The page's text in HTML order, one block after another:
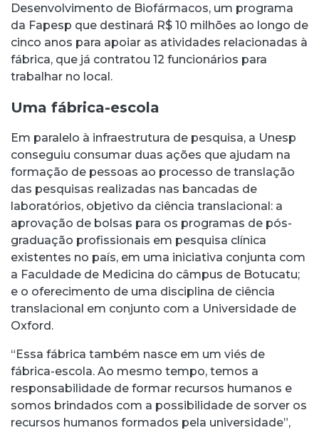
Desenvolvimento de Biofármacos, um programa
da Fapesp que destinará R$ 10 milhões ao longo de
cinco anos para apoiar as atividades relacionadas à
fábrica, que já contratou 12 funcionários para
trabalhar no local.
Uma fábrica-escola
Em paralelo à infraestrutura de pesquisa, a Unesp
conseguiu consumar duas ações que ajudam na
formação de pessoas ao processo de translação
das pesquisas realizadas nas bancadas de
laboratórios, objetivo da ciência translacional: a
aprovação de bolsas para os programas de pós-
graduação profissionais em pesquisa clínica
existentes no país, em uma iniciativa conjunta com
a Faculdade de Medicina do câmpus de Botucatu;
e o oferecimento de uma disciplina de ciência
translacional em conjunto com a Universidade de
Oxford.
“Essa fábrica também nasce em um viés de
fábrica-escola. Ao mesmo tempo, temos a
responsabilidade de formar recursos humanos e
somos brindados com a possibilidade de sorver os
recursos humanos formados pela universidade”,